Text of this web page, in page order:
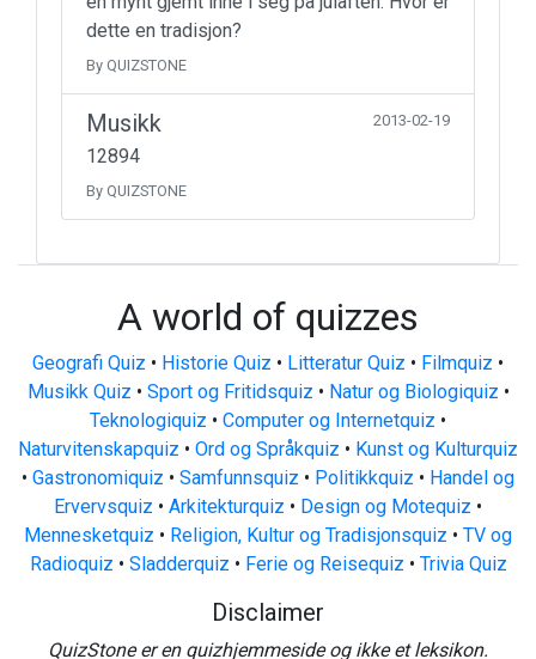
dette en tradisjon?
By QUIZSTONE
Musikk 2013-02-19
12894
By QUIZSTONE
A world of quizzes
Geografi Quiz • Historie Quiz • Litteratur Quiz • Filmquiz •
Musikk Quiz • Sport og Fritidsquiz • Natur og Biologiquiz •
Teknologiquiz • Computer og Internetquiz •
Naturvitenskapquiz • Ord og Språkquiz • Kunst og Kulturquiz
• Gastronomiquiz • Samfunnsquiz • Politikkquiz • Handel og
Ervervsquiz • Arkitekturquiz • Design og Motequiz •
Mennesketquiz • Religion, Kultur og Tradisjonsquiz • TV og
Radioquiz • Sladderquiz • Ferie og Reisequiz • Trivia Quiz
Disclaimer
QuizStone er en quizhjemmeside og ikke et leksikon.